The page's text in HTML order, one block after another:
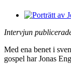
Intervjun
Med ena benet i
gospel har Jonas